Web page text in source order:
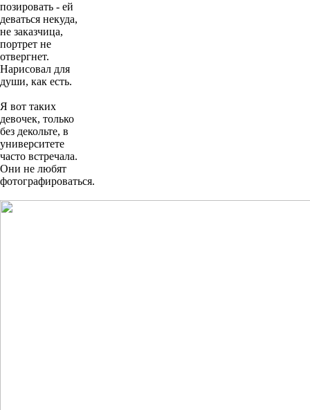
позировать - ей
деваться некуда,
не заказчица,
портрет не
отвергнет.
Нарисовал для
души, как есть.
Я вот таких
девочек, только
без декольте, в
университете
часто встречала.
Они не любят
фотографироваться.